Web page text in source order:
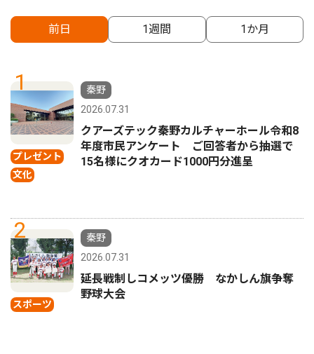
前日 1週間 1か月
1
プレゼント
文化
秦野
2026.07.31
クアーズテック秦野カルチャーホール令和8
年度市民アンケート ご回答者から抽選で
15名様にクオカード1000円分進呈
2
スポーツ
秦野
2026.07.31
延長戦制しコメッツ優勝 なかしん旗争奪
野球大会